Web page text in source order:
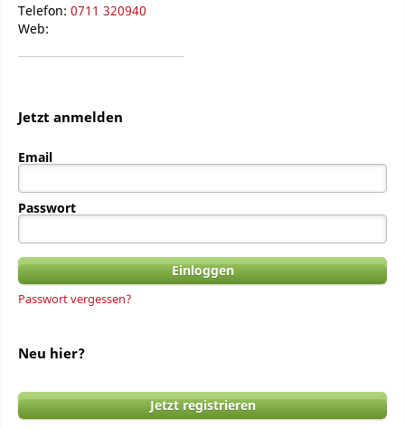
Telefon: 0711 320940
Web:
Jetzt anmelden
Email
Passwort
Passwort vergessen?
Neu hier?
Jetzt registrieren